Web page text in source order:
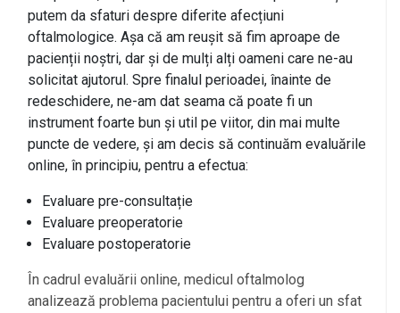
putem da sfaturi despre diferite afecțiuni
oftalmologice. Așa că am reușit să fim aproape de
pacienții noștri, dar și de mulți alți oameni care ne-au
solicitat ajutorul. Spre finalul perioadei, înainte de
redeschidere, ne-am dat seama că poate fi un
instrument foarte bun și util pe viitor, din mai multe
puncte de vedere, și am decis să continuăm evaluările
online, în principiu, pentru a efectua:
Evaluare pre-consultație
Evaluare preoperatorie
Evaluare postoperatorie
În cadrul evaluării online, medicul oftalmolog
analizează problema pacientului pentru a oferi un sfat